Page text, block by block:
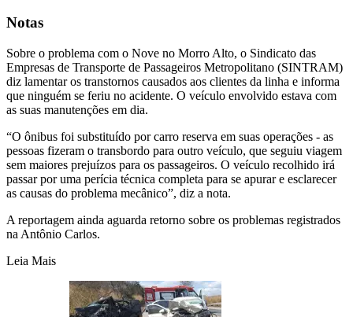
Notas
Sobre o problema com o Nove no Morro Alto, o Sindicato das
Empresas de Transporte de Passageiros Metropolitano (SINTRAM)
diz lamentar os transtornos causados aos clientes da linha e informa
que ninguém se feriu no acidente. O veículo envolvido estava com
as suas manutenções em dia.
“O ônibus foi substituído por carro reserva em suas operações - as
pessoas fizeram o transbordo para outro veículo, que seguiu viagem
sem maiores prejuízos para os passageiros. O veículo recolhido irá
passar por uma perícia técnica completa para se apurar e esclarecer
as causas do problema mecânico”, diz a nota.
A reportagem ainda aguarda retorno sobre os problemas registrados
na Antônio Carlos.
Leia Mais